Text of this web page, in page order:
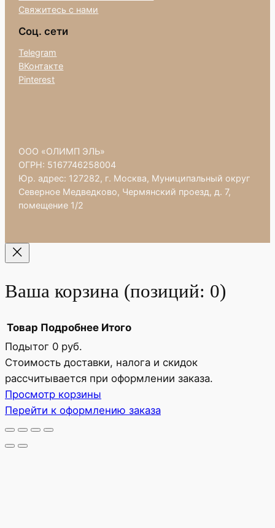
Свяжитесь с нами
Соц. сети
Telegram
ВКонтакте
Pinterest
ООО «ОЛИМП ЭЛЬ»
ОГРН: 5167746258004
Юр. адрес: 127282, г. Москва, Муниципальный округ
Северное Медведково, Чермянский проезд, д. 7,
помещение 1/2
Ваша корзина (позиций: 0)
Товары
в
корзине
Товар Подробнее Итого
Подытог 0 руб.
Стоимость доставки, налога и скидок
рассчитывается при оформлении заказа.
Просмотр корзины
Перейти к оформлению заказа